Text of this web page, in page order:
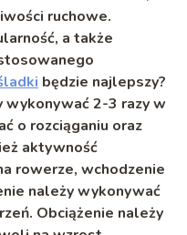
ruchowe.
a także
będzie najlepszy?
wykonywać 2-3 razy w
o rozciąganiu oraz
aktywność
rowerze, wchodzenie
należy wykonywać
Obciążenie należy